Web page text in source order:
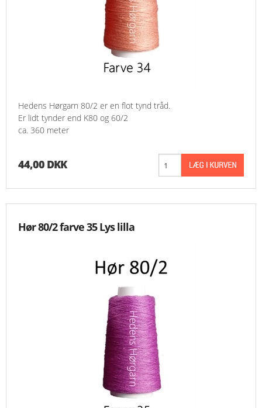
Hedens Hørgarn 80/2 er en flot tynd tråd.
Er lidt tynder end K80 og 60/2
ca. 360 meter
44,00 DKK
Hør 80/2 farve 35 Lys lilla